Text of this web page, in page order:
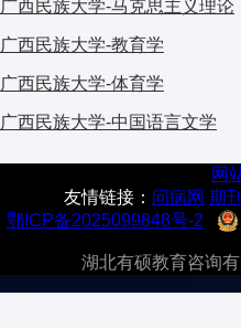
广西民族大学-马克思主义理论
广西民族大学-教育学
广西民族大学-体育学
广西民族大学-中国语言文学
网
友情链接： 问病网 期
鄂ICP备2025099848号-2
湖北有硕教育咨询